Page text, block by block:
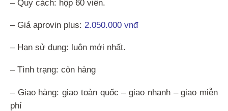
– Quy cách: hộp 60 viên.
– Giá aprovin plus: 2.050.000 vnđ
– Hạn sử dụng: luôn mới nhất.
– Tình trạng: còn hàng
– Giao hàng: giao toàn quốc – giao nhanh – giao miễn
phí